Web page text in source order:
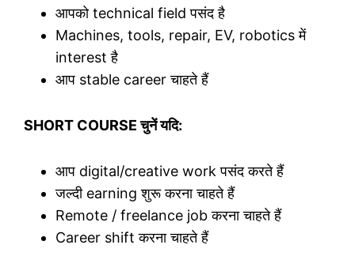
आपको technical field पसंद है
Machines, tools, repair, EV, robotics में
interest है
आप stable career चाहते हैं
SHORT COURSE चुनें यदि:
आप digital/creative work पसंद करते हैं
जल्दी earning शुरू करना चाहते हैं
Remote / freelance job करना चाहते हैं
Career shift करना चाहते हैं